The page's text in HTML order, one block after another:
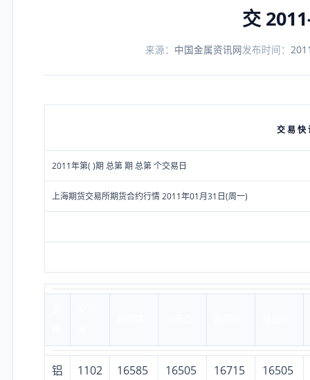
交
来源： 中国金属资讯网发布时间：
交 易 快
2011年第( )期 总第 期 总第 个交易日
上海期货交易所期货合约行情 2011年01月31日(周一)
铝 1102 16585 16505 16715
16505